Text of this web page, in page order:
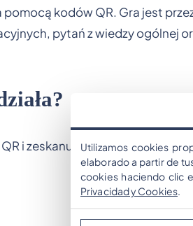
pomocą kodów QR. Gra jest
pytań z wiedzy ogólnej
i zeskanuj je za pomocą
Utilizamos cookies
elaborado a partir de
cookies haciendo clic
Privacidad y Cookies